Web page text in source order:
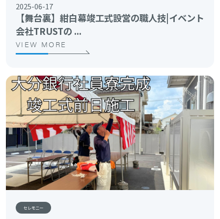
2025-06-17
【舞台裏】紺白幕竣工式設営の職人技|イベント
会社TRUSTの ...
VIEW MORE
セレモニー